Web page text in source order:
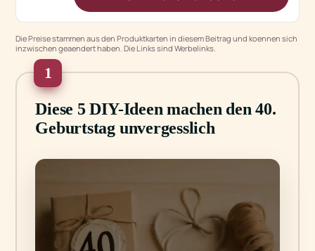
Die Preise stammen aus den Produktkarten in diesem Beitrag und koennen sich
inzwischen geaendert haben. Die Links sind Werbelinks.
1
Diese 5 DIY-Ideen machen den 40.
Geburtstag unvergesslich